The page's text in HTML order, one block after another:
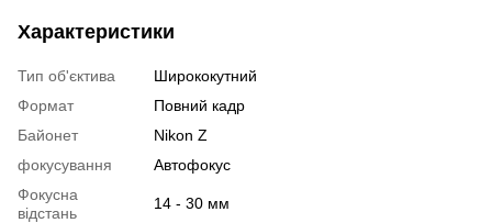
Характеристики
Тип об'єктива
Ширококутний
Формат
Повний кадр
Байонет
Nikon Z
фокусування
Автофокус
Фокусна
відстань
14 - 30 мм